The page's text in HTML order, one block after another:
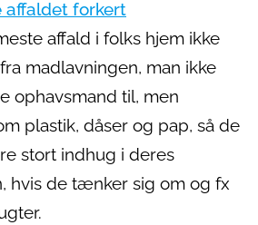
affaldet forkert
affald i folks hjem ikke
madlavningen, man ikke
ophavsmand til, men
plastik, dåser og pap, så de
stort indhug i deres
hvis de tænker sig om og fx